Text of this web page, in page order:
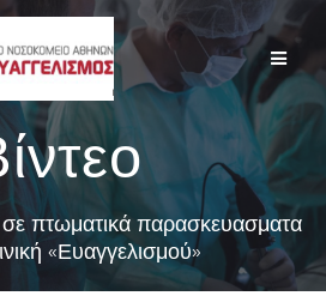
Skip
content
σε πτωματικά παρασκευασματα
«Ευαγγελισμού»